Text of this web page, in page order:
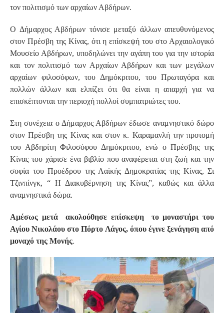
τον πολιτισμό των αρχαίων Αβδήρων.
Ο Δήμαρχος Αβδήρων τόνισε μεταξύ άλλων απευθυνόμενος
στον Πρέσβη της Κίνας, ότι η επίσκεψή του στο Αρχαιολογικό
Μουσείο Αβδήρων, υποδηλώνει την αγάπη του για την ιστορία
και τον πολιτισμό των Αρχαίων Αβδήρων και των μεγάλων
αρχαίων φιλοσόφων, του Δημόκριτου, του Πρωταγόρα και
πολλών άλλων και ελπίζει ότι θα είναι η απαρχή για να
επισκέπτονται την περιοχή πολλοί συμπατριώτες του.
Στη συνέχεια ο Δήμαρχος Αβδήρων έδωσε αναμνηστικό δώρο
στον Πρέσβη της Κίνας και στον κ. Καραμανλή την προτομή
του Αβδηρίτη Φιλοσόφου Δημόκριτου, ενώ ο Πρέσβης της
Κίνας του χάρισε ένα βιβλίο που αναφέρεται στη ζωή και την
σοφία του Προέδρου της Λαϊκής Δημοκρατίας της Κίνας, Σι
Τζινπίνγκ, “ Η Διακυβέρνηση της Κίνας”, καθώς και άλλα
αναμνηστικά δώρα.
Αμέσως μετά ακολούθησε επίσκεψη το μοναστήρι του
Αγίου Νικολάου στο Πόρτο Λάγος, όπου έγινε ξενάγηση από
μοναχό της Μονής.